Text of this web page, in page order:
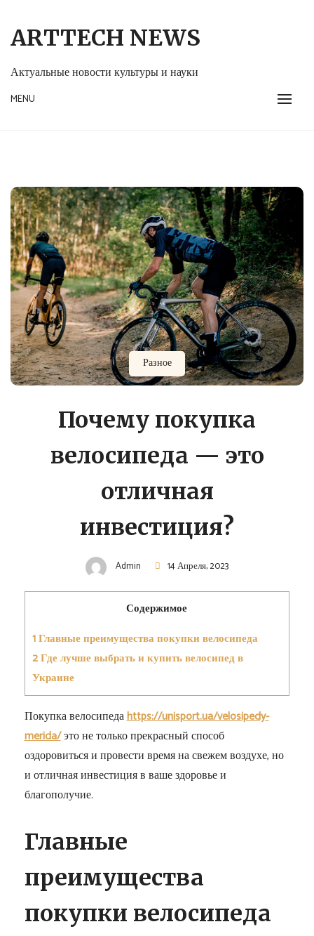
content
ARTTECH NEWS
Актуальные новости культуры и науки
MENU
Разное
Почему покупка
велосипеда — это
отличная
инвестиция?
Admin 14 Апреля, 2023
Содержимое
1Главные преимущества покупки велосипеда
2Где лучше выбрать и купить велосипед в
Украине
Покупка велосипедаhttps://unisport.ua/velosipedy-
merida/это не только прекрасный способ
оздоровиться и провести время на свежем воздухе, но
и отличная инвестиция в ваше здоровье и
благополучие.
Главные
преимущества
покупки велосипеда